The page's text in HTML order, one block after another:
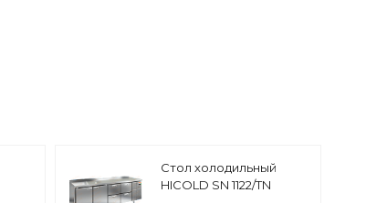
Стол холодильный
HICOLD SN 1122/TN